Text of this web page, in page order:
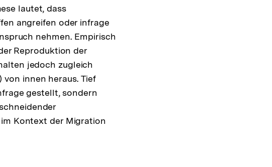
lautet, dass
angreifen oder infrage
nehmen. Empirisch
Reproduktion der
jedoch zugleich
innen heraus. Tief
gestellt, sondern
Kontext der Migration